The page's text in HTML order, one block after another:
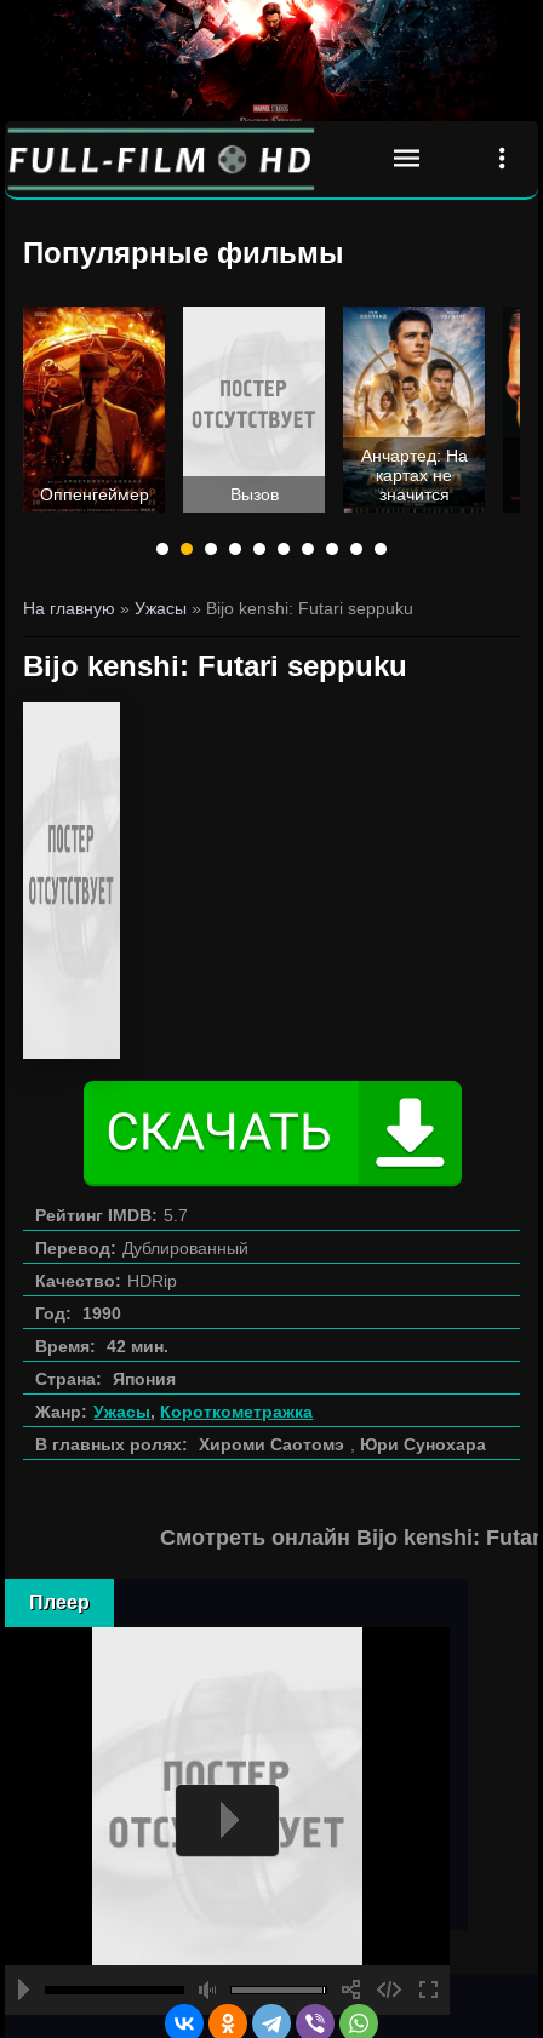
Популярные фильмы
Оппенгеймер Вызов
Анчартед: На
картах не
значится
На главную »Ужасы » Bijo kenshi: Futari seppuku
Bijo kenshi: Futari seppuku
Рейтинг IMDB: 5.7
Перевод: Дублированный
Качество: HDRip
Год:
1990
Время:
42 мин.
Страна:
Япония
Жанр: Ужасы, Короткометражка
В главных ролях:
Хироми Саотомэ Юри Сунохара
Смотреть онлайн Bijo kenshi:
Плеер